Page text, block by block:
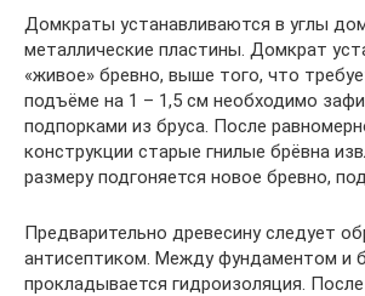
Домкраты устанавливаются в углы
металлические пластины. Домкрат
«живое» бревно, выше того, что
подъёме на 1 – 1,5 см необходимо
подпорками из бруса. После
конструкции старые гнилые брёвна
размеру подгоняется новое бревно,
Предварительно древесину следует
антисептиком. Между фундаментом и
прокладывается гидроизоляция.